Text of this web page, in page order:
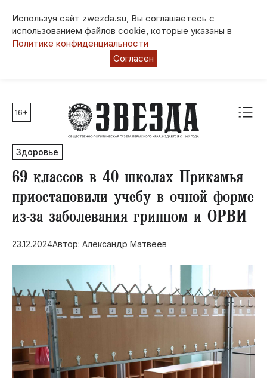
Используя сайт zwezda.su, Вы соглашаетесь с
использованием файлов cookie, которые указаны в
Политике конфиденциальности
Согласен
Главные темы
80 лет Победы
Молодежная столица РФ
СВО
Социальная поддержка
Инфраструктура
Благоустройство
16+
Здоровье
69 классов в 40 школах Прикамья
приостановили учебу в очной форме
из-за заболевания гриппом и ОРВИ
23.12.2024Автор: Александр Матвеев